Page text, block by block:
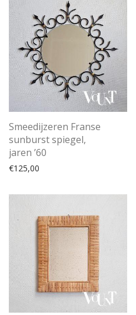
Smeedijzeren Franse
sunburst spiegel,
jaren ’60
€125,00